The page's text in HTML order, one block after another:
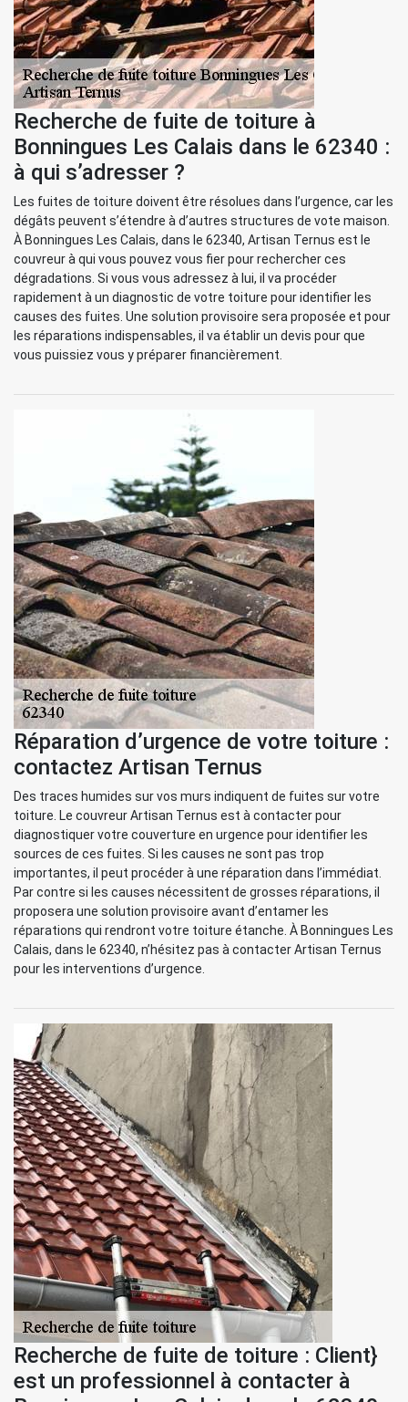
Recherche de fuite de toiture à
Bonningues Les Calais dans le 62340 :
à qui s’adresser ?
Les fuites de toiture doivent être résolues dans l’urgence, car les
dégâts peuvent s’étendre à d’autres structures de vote maison.
À Bonningues Les Calais, dans le 62340, Artisan Ternus est le
couvreur à qui vous pouvez vous fier pour rechercher ces
dégradations. Si vous vous adressez à lui, il va procéder
rapidement à un diagnostic de votre toiture pour identifier les
causes des fuites. Une solution provisoire sera proposée et pour
les réparations indispensables, il va établir un devis pour que
vous puissiez vous y préparer financièrement.
Réparation d’urgence de votre toiture :
contactez Artisan Ternus
Des traces humides sur vos murs indiquent de fuites sur votre
toiture. Le couvreur Artisan Ternus est à contacter pour
diagnostiquer votre couverture en urgence pour identifier les
sources de ces fuites. Si les causes ne sont pas trop
importantes, il peut procéder à une réparation dans l’immédiat.
Par contre si les causes nécessitent de grosses réparations, il
proposera une solution provisoire avant d’entamer les
réparations qui rendront votre toiture étanche. À Bonningues Les
Calais, dans le 62340, n’hésitez pas à contacter Artisan Ternus
pour les interventions d’urgence.
Recherche de fuite de toiture : Client}
est un professionnel à contacter à